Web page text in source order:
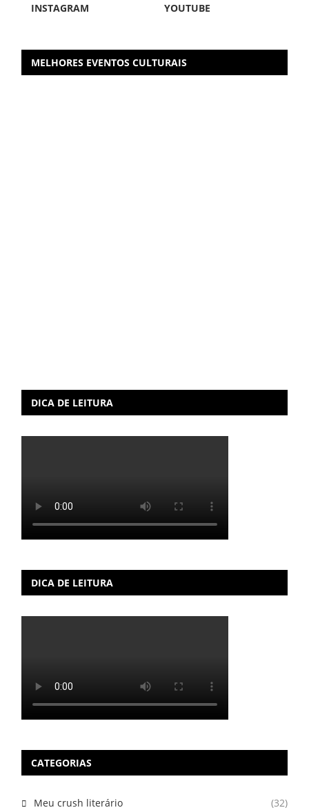
INSTAGRAM
YOUTUBE
MELHORES EVENTOS CULTURAIS
DICA DE LEITURA
DICA DE LEITURA
CATEGORIAS
Meu crush literário (32)